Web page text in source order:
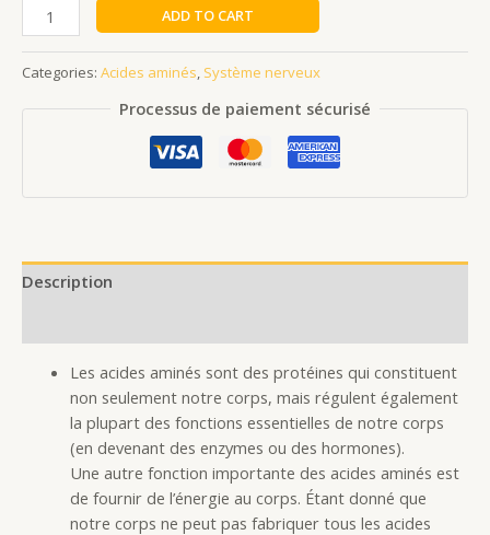
ADD TO CART
Categories: Acides aminés, Système nerveux
Processus de paiement sécurisé
Description
Les acides aminés sont des protéines qui constituent
non seulement notre corps, mais régulent également
la plupart des fonctions essentielles de notre corps
(en devenant des enzymes ou des hormones).
Une autre fonction importante des acides aminés est
de fournir de l’énergie au corps. Étant donné que
notre corps ne peut pas fabriquer tous les acides